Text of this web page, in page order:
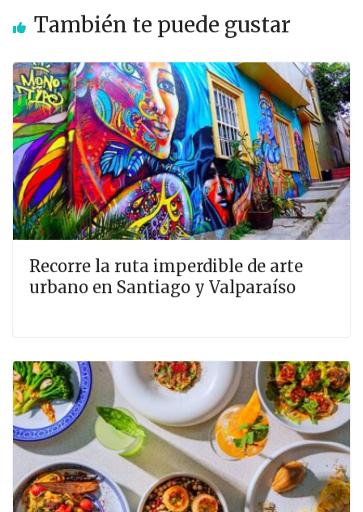
También te puede gustar
Recorre la ruta imperdible de arte
urbano en Santiago y Valparaíso